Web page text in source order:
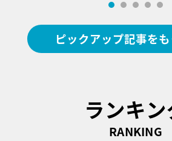
ピックアップ記事を
ランキ
RANKING